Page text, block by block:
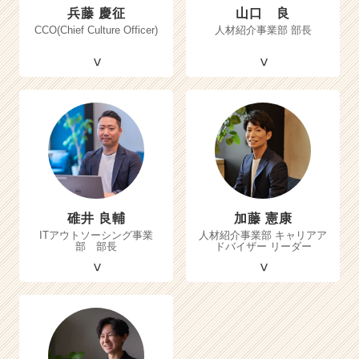
兵藤 慶征
CCO(Chief Culture Officer)
山口 良
人材紹介事業部 部長
碓井 良輔
ITアウトソーシング事業
部 部長
加藤 憲康
人材紹介事業部 キャリアア
ドバイザー リーダー